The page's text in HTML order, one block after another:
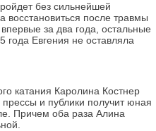
без сильнейшей
восстановиться после травмы
за два года, остальные
Евгения не оставляла
катания Каролина Костнер
и публики получит юная
Причем оба раза Алина